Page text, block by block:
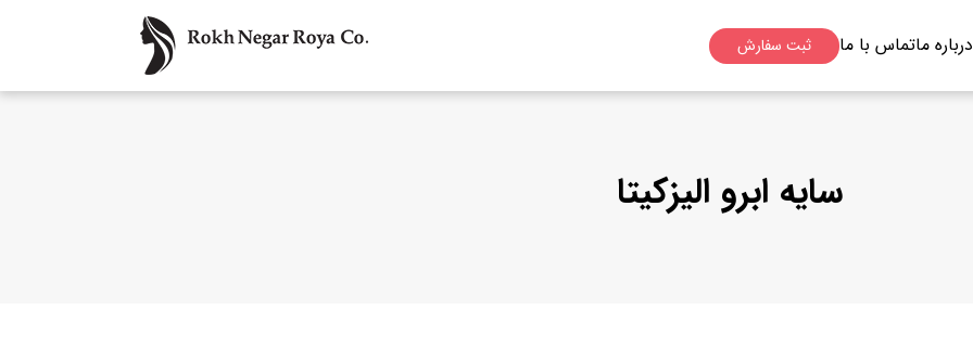
درباره ماتماس با ما ثبت سفارش
سایه ابرو الیزکیتا